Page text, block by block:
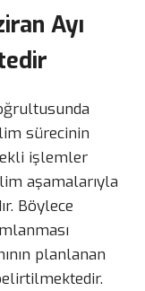
Ayı
sürecinin
işlemler
aşamalarıyla
Böylece
planlanan